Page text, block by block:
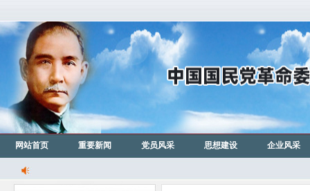
网站首页 重要新闻 党员风采 思想建设 企业风采